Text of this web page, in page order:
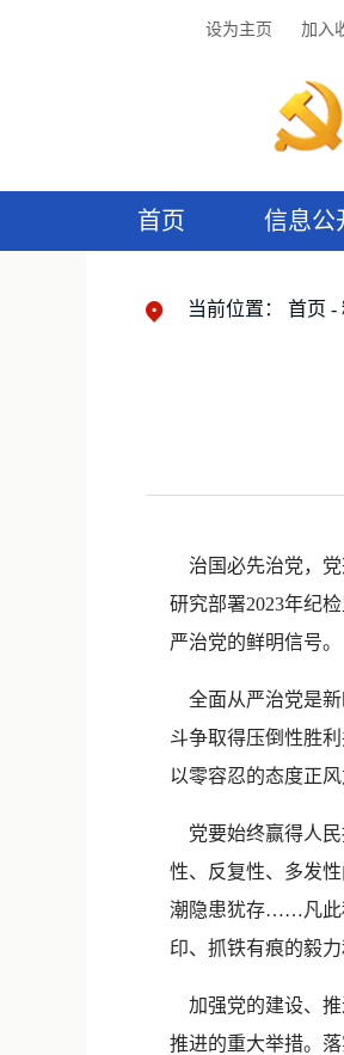
设为主页 加入
首页 信息公
当前位置： 首页
治国必先治党，党
研究部署2023年纪
严治党的鲜明信号。
全面从严治党是新
斗争取得压倒性胜
以零容忍的态度正
党要始终赢得人民
性、反复性、多发
潮隐患犹存……凡此
印、抓铁有痕的毅
加强党的建设、推
推进的重大举措。